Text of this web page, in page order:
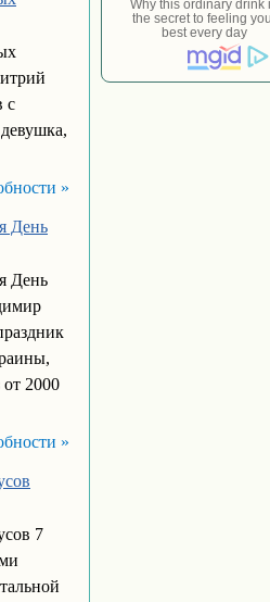
с
»
День
День
2000
»
7